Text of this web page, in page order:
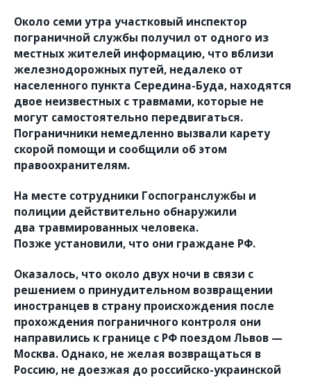
Около семи утра участковый инспектор
пограничной службы получил от одного из
местных жителей информацию, что вблизи
железнодорожных путей, недалеко от
населенного пункта Середина-Буда, находятся
двое неизвестных с травмами, которые не
могут самостоятельно передвигаться.
Пограничники немедленно вызвали карету
скорой помощи и сообщили об этом
правоохранителям.
На месте сотрудники Госпогранслужбы и
полиции действительно обнаружили
два травмированных человека.
Позже установили, что они граждане РФ.
Оказалось, что около двух ночи в связи с
решением о принудительном возвращении
иностранцев в страну происхождения после
прохождения пограничного контроля они
направились к границе с РФ поездом Львов —
Москва. Однако, не желая возвращаться в
Россию, не доезжая до российско-украинской